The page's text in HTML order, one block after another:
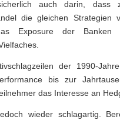
auch darin, dass
die gleichen Strategien
Exposure der Banken
der 1990-
bis zur
das Interesse an
wieder schlagartig.